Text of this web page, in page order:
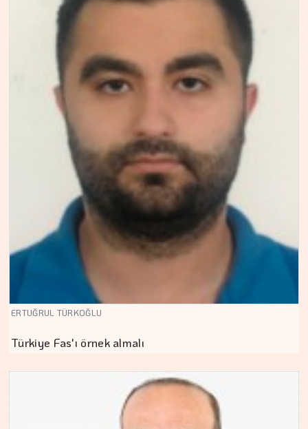
ERTUĞRUL TÜRKOĞLU
Türkiye Fas'ı örnek almalı